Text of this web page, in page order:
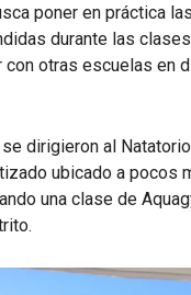
poner en práctica
durante las
otras escuelas en
dirigieron al
ubicado a pocos
una clase de